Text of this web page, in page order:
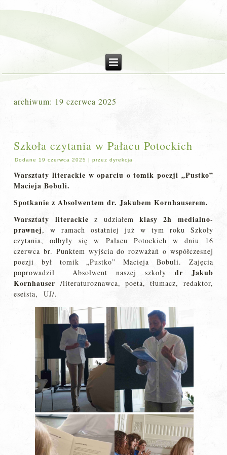
archiwum: 19 czerwca 2025
Szkoła czytania w Pałacu Potockich
Dodane 19 czerwca 2025 |przez dyrekcja
Warsztaty literackie w oparciu o tomik poezji „Pustko”
Macieja Bobuli.
Spotkanie z Absolwentem dr. Jakubem Kornhauserem.
Warsztaty literackie z udziałem klasy 2h medialno-
prawnej, w ramach ostatniej już w tym roku Szkoły
czytania, odbyły się w Pałacu Potockich w dniu 16
czerwca br. Punktem wyjścia do rozważań o współczesnej
poezji był tomik „Pustko” Macieja Bobuli. Zajęcia
poprowadził Absolwent naszej szkoły dr Jakub
Kornhauser /literaturoznawca, poeta, tłumacz, redaktor,
eseista, UJ/.